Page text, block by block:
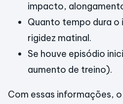
impacto,
Quanto tempo dura o
rigidez matinal.
Se houve episódio
aumento de treino).
Com essas informações,